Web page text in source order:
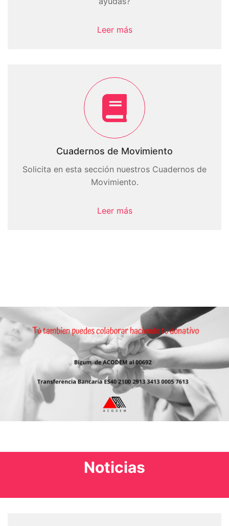
Leer más
Cuadernos de Movimiento
Solicita en esta sección nuestros Cuadernos de
Movimiento.
Leer más
Noticias